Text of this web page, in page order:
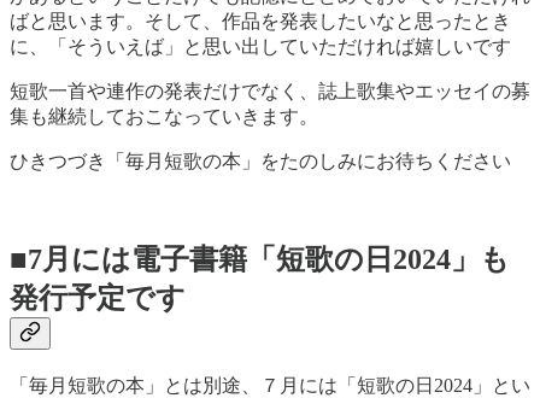
ばと思います。そして、作品を発表したいなと思ったとき
に、「そういえば」と思い出していただければ嬉しいです
短歌一首や連作の発表だけでなく、誌上歌集やエッセイの募
集も継続しておこなっていきます。
ひきつづき「毎月短歌の本」をたのしみにお待ちください
■7月には電子書籍「短歌の日2024」も
発行予定です
「毎月短歌の本」とは別途、７月には「短歌の日2024」とい